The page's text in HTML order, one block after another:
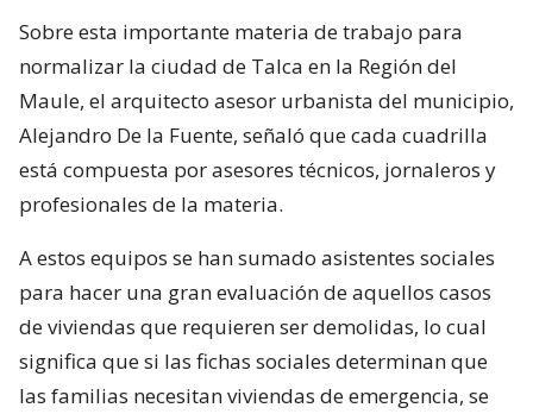
Sobre esta importante materia de trabajo para
normalizar la ciudad de Talca en la Región del
Maule, el arquitecto asesor urbanista del municipio,
Alejandro De la Fuente, señaló que cada cuadrilla
está compuesta por asesores técnicos, jornaleros y
profesionales de la materia.
A estos equipos se han sumado asistentes sociales
para hacer una gran evaluación de aquellos casos
de viviendas que requieren ser demolidas, lo cual
significa que si las fichas sociales determinan que
las familias necesitan viviendas de emergencia, se